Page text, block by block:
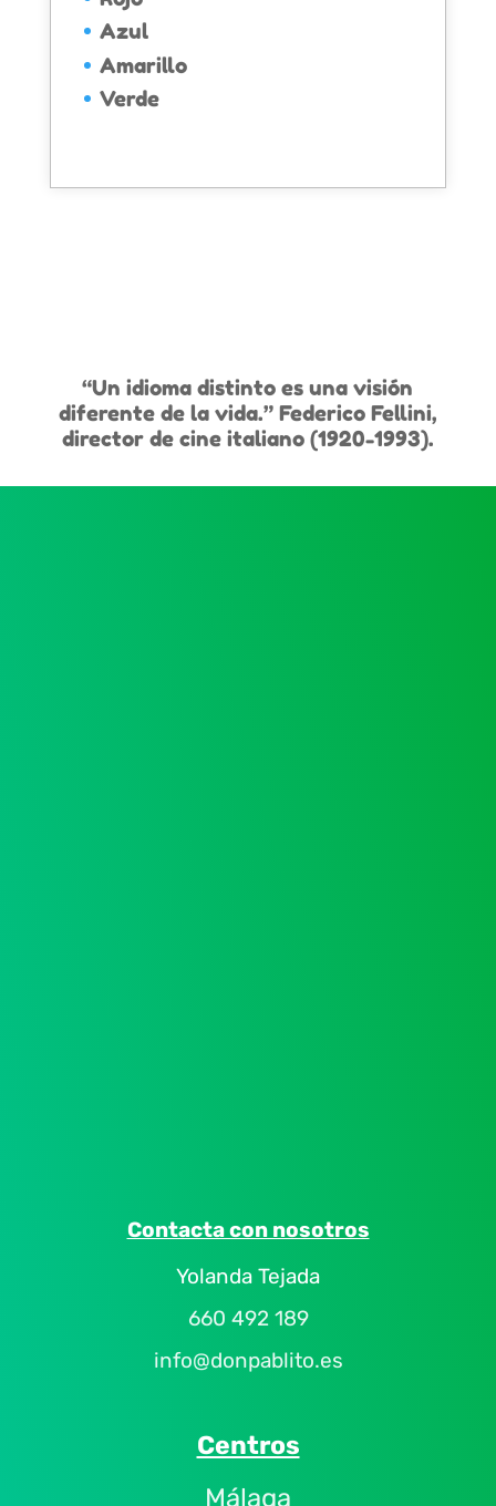
Azul
Amarillo
Verde
“Un idioma distinto es una visión
diferente de la vida.” Federico Fellini,
director de cine italiano (1920-1993).
Contacta con nosotros
Yolanda Tejada
660 492 189
info@donpablito.es
Centros
Málaga